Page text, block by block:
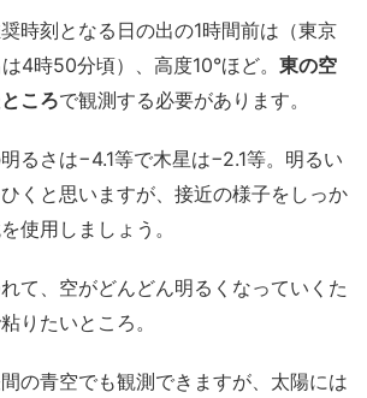
時刻となる日の出の1時間前は（東京
4時50分頃）、高度10°ほど。 東の空
ころで観測する必要があります。
るさは−4.1等で木星は−2.1等。明るい
くと思いますが、接近の様子をしっか
使用しましょう。
て、空がどんどん明るくなっていくた
りたいところ。
の青空でも観測できますが、太陽には